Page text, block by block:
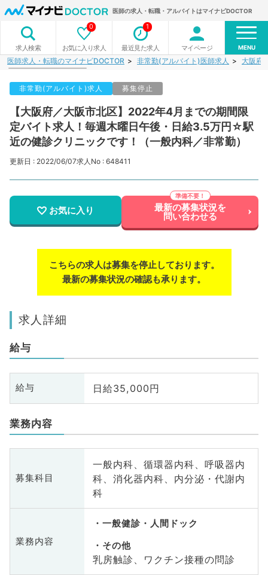
医師の求人・転職・アルバイトはマイナビDOCTOR
求人検索 お気に入り求人
0
最近見た求人
1
マイページ MENU
医師求人・転職のマイナビDOCTOR 非常勤(アルバイト)医師求人 大阪府
非常勤(アルバイト)求人 募集停止
【大阪府／大阪市北区】2022年4月までの期間限
定バイト求人！毎週木曜日午後・日給3.5万円☆駅
近の健診クリニックです！（一般内科／非常勤）
更新日 : 2022/06/07求人No : 648411
お気に入り 最新の募集状況を
問い合わせる
こちらの求人は募集を停止しております。
最新の募集状況の確認も承ります。
求人詳細
給与
給与 日給35,000円
業務内容
募集科目
一般内科、循環器内科、呼吸器内
科、消化器内科、内分泌・代謝内
科
業務内容
一般健診・人間ドック
その他
乳房触診、ワクチン接種の問診